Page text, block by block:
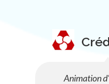
Animation